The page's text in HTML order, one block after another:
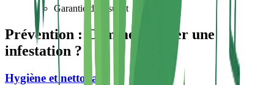
Garantie de résultat
Prévention : Comment éviter une
infestation ?
Hygiène et nettoyage